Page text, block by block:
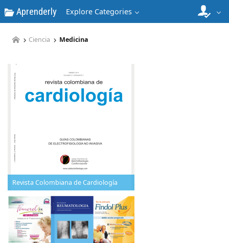
Aprenderly Explore Categories
Ciencia Medicina
Revista Colombiana de Cardiología